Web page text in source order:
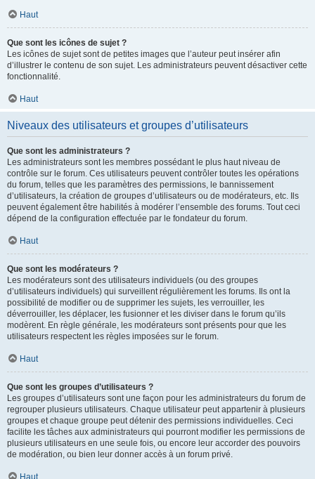
Haut
Que sont les icônes de sujet ?
Les icônes de sujet sont de petites images que l’auteur peut insérer afin
d’illustrer le contenu de son sujet. Les administrateurs peuvent désactiver cette
fonctionnalité.
Haut
Niveaux des utilisateurs et groupes d’utilisateurs
Que sont les administrateurs ?
Les administrateurs sont les membres possédant le plus haut niveau de
contrôle sur le forum. Ces utilisateurs peuvent contrôler toutes les opérations
du forum, telles que les paramètres des permissions, le bannissement
d’utilisateurs, la création de groupes d’utilisateurs ou de modérateurs, etc. Ils
peuvent également être habilités à modérer l’ensemble des forums. Tout ceci
dépend de la configuration effectuée par le fondateur du forum.
Haut
Que sont les modérateurs ?
Les modérateurs sont des utilisateurs individuels (ou des groupes
d’utilisateurs individuels) qui surveillent régulièrement les forums. Ils ont la
possibilité de modifier ou de supprimer les sujets, les verrouiller, les
déverrouiller, les déplacer, les fusionner et les diviser dans le forum qu’ils
modèrent. En règle générale, les modérateurs sont présents pour que les
utilisateurs respectent les règles imposées sur le forum.
Haut
Que sont les groupes d’utilisateurs ?
Les groupes d’utilisateurs sont une façon pour les administrateurs du forum de
regrouper plusieurs utilisateurs. Chaque utilisateur peut appartenir à plusieurs
groupes et chaque groupe peut détenir des permissions individuelles. Ceci
facilite les tâches aux administrateurs qui pourront modifier les permissions de
plusieurs utilisateurs en une seule fois, ou encore leur accorder des pouvoirs
de modération, ou bien leur donner accès à un forum privé.
Haut